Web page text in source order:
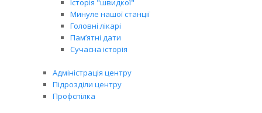
Історія "швидкої"
Минуле нашої станції
Головні лікарі
Пам’ятні дати
Сучасна історія
Адміністрація центру
Підрозділи центру
Профспілка